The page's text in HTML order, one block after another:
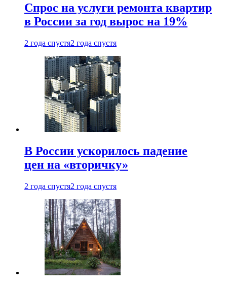
Спрос на услуги ремонта квартир
в России за год вырос на 19%
2 года спустя2 года спустя
В России ускорилось падение
цен на «вторичку»
2 года спустя2 года спустя